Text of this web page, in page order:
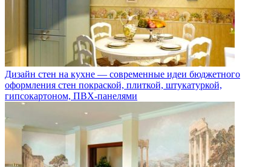
Дизайн стен на кухне — современные идеи бюджетного
оформления стен покраской, плиткой, штукатуркой,
гипсокартоном, ПВХ-панелями